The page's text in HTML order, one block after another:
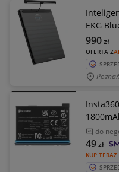
EKG
OFERTA Z
990zł
Poznań
do
KUP TERAZ
49zł